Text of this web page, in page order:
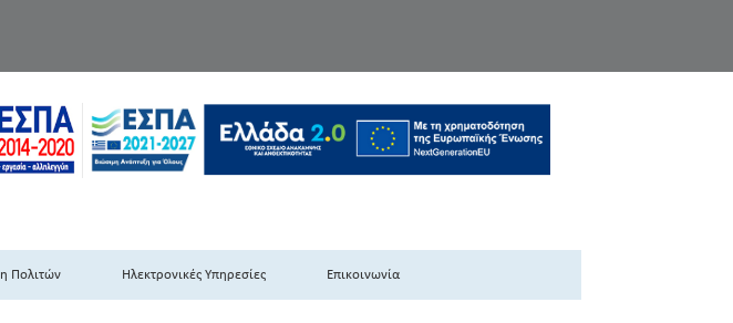
Ιονίων Νήσων-Ηπείρου & Δυτικής Ελλάδας
Πολιτών Ηλεκτρονικές Υπηρεσίες Επικοινωνία